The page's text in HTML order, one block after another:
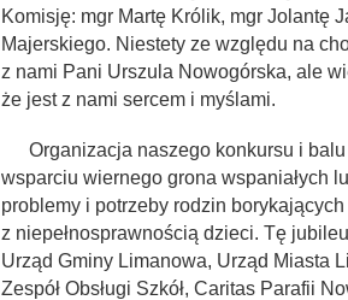
Komisję: mgr Martę Królik, mgr Jolantę
Majerskiego. Niestety ze względu na
z nami Pani Urszula Nowogórska, ale
że jest z nami sercem i myślami.
Organizacja naszego konkursu i
wsparciu wiernego grona wspaniałych
problemy i potrzeby rodzin
z niepełnosprawnością dzieci. Tę
Urząd Gminy Limanowa, Urząd Miasta
Zespół Obsługi Szkół, Caritas Parafii